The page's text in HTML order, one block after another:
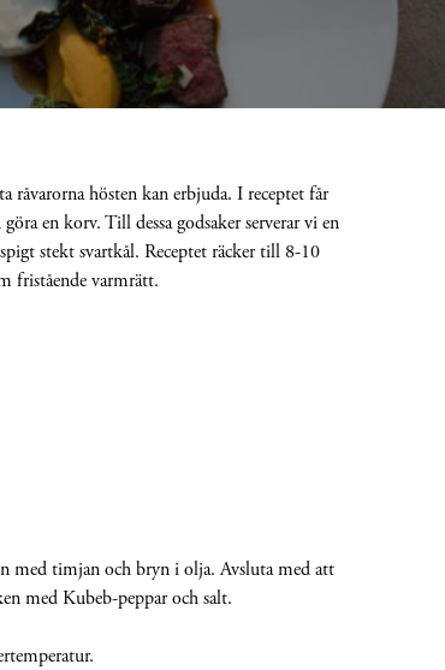
råvarorna hösten kan erbjuda. I receptet får
en korv. Till dessa godsaker serverar vi en
stekt svartkål. Receptet räcker till 8-10
fristående varmrätt.
med timjan och bryn i olja. Avsluta med att
med Kubeb-peppar och salt.